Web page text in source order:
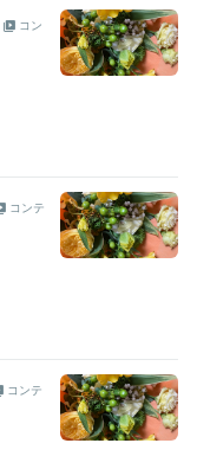
コン
コンテ
コンテ